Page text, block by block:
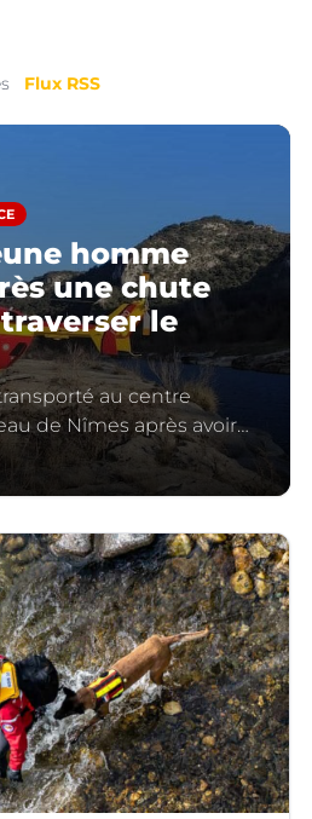
Flux RSS
homme
une chute
le
au centre
de Nîmes après avoir
blessé au visage et à
Sagriès. Le dragon 34 a